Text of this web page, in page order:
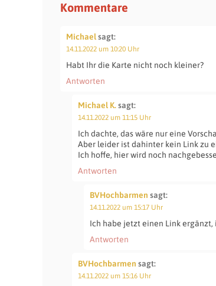
Kommentare
Michaelsagt:
14.11.2022 um 10:20 Uhr
Habt Ihr die Karte nicht noch kleiner?
Antworten
Michael K.sagt:
14.11.2022 um 11:15 Uhr
Ich dachte, das wäre nur eine
Aber leider ist dahinter kein Link zu
Ich hoffe, hier wird noch
Antworten
BVHochbarmen sagt:
14.11.2022 um 15:17 Uhr
Ich habe jetzt einen Link ergänzt,
Antworten
BVHochbarmen sagt:
14.11.2022 um 15:16 Uhr